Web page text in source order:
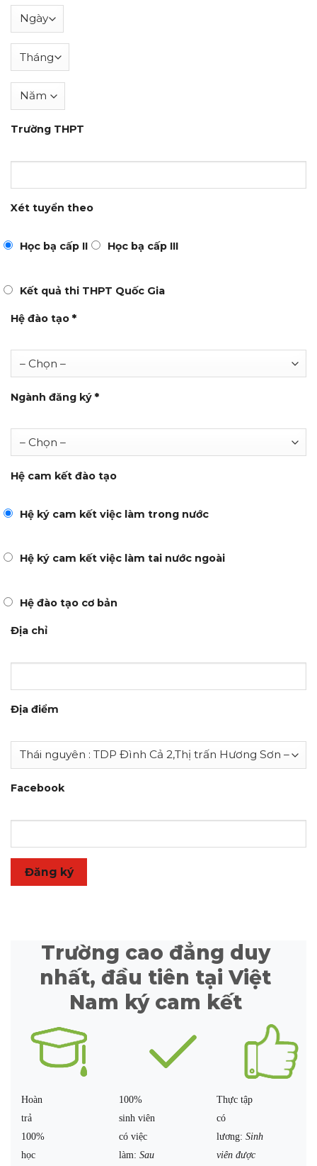
Trường THPT
Xét tuyển theo
Học bạ cấp II Học bạ cấp III
Kết quả thi THPT Quốc Gia
Hệ đào tạo *
Ngành đăng ký *
Hệ cam kết đào tạo
Hệ ký cam kết việc làm trong nước
Hệ ký cam kết việc làm tai nước ngoài
Hệ đào tạo cơ bản
Địa chỉ
Địa điểm
Facebook
Đăng ký
Trường cao đẳng duy
nhất, đầu tiên tại Việt
Nam ký cam kết
Hoàn
trả
100%
học
100%
sinh viên
có việc
làm: Sau
Thực tập
có
lương: Sinh
viên được